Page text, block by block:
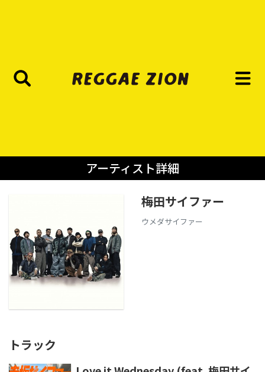
アーティスト詳細
梅田サイファー
ウメダサイファー
トラック